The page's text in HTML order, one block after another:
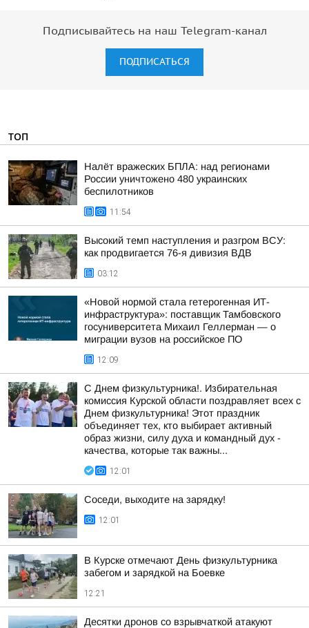
Подписывайтесь на наш Telegram-канал
ПОДПИСАТЬСЯ
ТОП
Налёт вражеских БПЛА: над регионами
России уничтожено 480 украинских
беспилотников
11:54
Высокий темп наступления и разгром ВСУ:
как продвигается 76-я дивизия ВДВ
03:12
«Новой нормой стала гетерогенная ИТ-
инфраструктура»: поставщик Тамбовского
госуниверситета Михаил Геллерман — о
миграции вузов на российское ПО
12:09
С Днем физкультурника!. Избирательная
комиссия Курской области поздравляет всех с
Днем физкультурника! Этот праздник
объединяет тех, кто выбирает активный
образ жизни, силу духа и командный дух -
качества, которые так важны...
12:01
Соседи, выходите на зарядку!
12:01
В Курске отмечают День физкультурника
забегом и зарядкой на Боевке
12:21
Десятки дронов со взрывчаткой атакуют